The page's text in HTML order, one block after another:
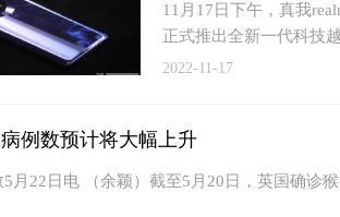
11月17日下午，真我
正式推出全新一代科技
2022-11-17
例数预计将大幅上升
5月22日电 （余颖）截至5月20日，英国确诊